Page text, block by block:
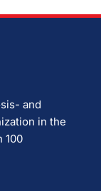
and
in the
100